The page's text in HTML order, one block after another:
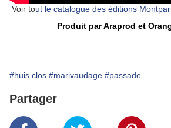
Voir tout le catalogue des éditions
Produit par Araprod et
#huis clos #marivaudage #passade
Partager